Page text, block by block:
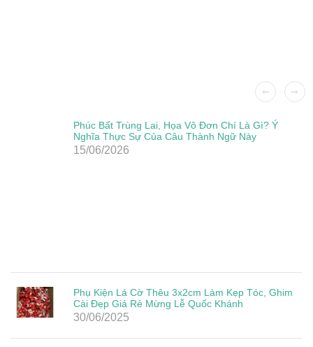
Phúc Bất Trùng Lai, Họa Vô Đơn Chí Là Gì? Ý
Nghĩa Thực Sự Của Câu Thành Ngữ Này
15/06/2026
Phụ Kiện Lá Cờ Thêu 3x2cm Làm Kẹp Tóc, Ghim
Cài Đẹp Giá Rẻ Mừng Lễ Quốc Khánh
30/06/2025